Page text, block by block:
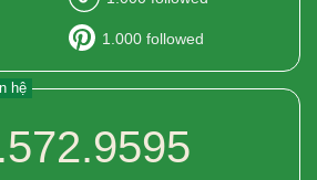
1.000 followed
hệ